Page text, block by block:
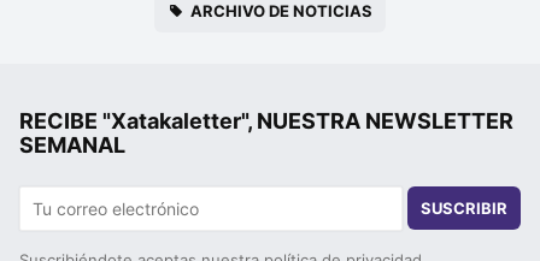
ARCHIVO DE NOTICIAS
RECIBE "Xatakaletter", NUESTRA NEWSLETTER
SEMANAL
SUSCRIBIR